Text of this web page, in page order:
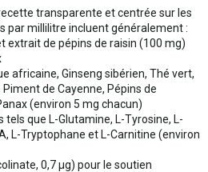
transparente et centrée sur les
par millilitre incluent généralement :
extrait de pépins de raisin (100 mg)
africaine, Ginseng sibérien, Thé vert,
de Cayenne, Pépins de
(environ 5 mg chacun)
que L-Glutamine, L-Tyrosine, L-
L-Tryptophane et L-Carnitine (environ
0,7 µg) pour le soutien